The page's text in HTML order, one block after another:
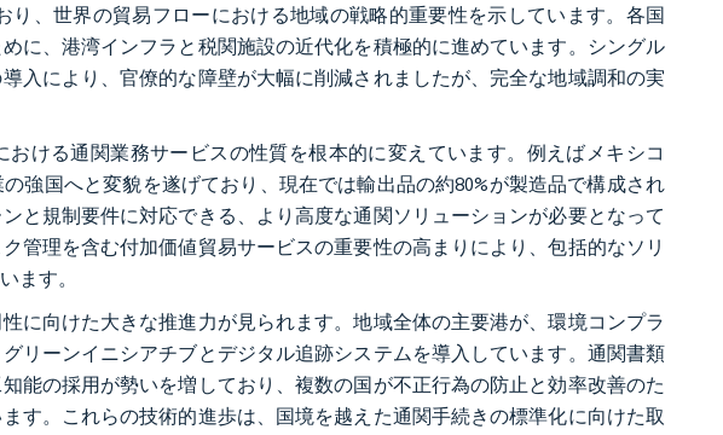
り、世界の貿易フローにおける地域の戦略的重要性を示しています。各国
に、港湾インフラと税関施設の近代化を積極的に進めています。シングル
入により、官僚的な障壁が大幅に削減されましたが、完全な地域調和の実
ける通関業務サービスの性質を根本的に変えています。例えばメキシコ
強国へと変貌を遂げており、現在では輸出品の約80%が製造品で構成され
と規制要件に対応できる、より高度な通関ソリューションが必要となって
管理を含む付加価値貿易サービスの重要性の高まりにより、包括的なソリ
ます。
に向けた大きな推進力が見られます。地域全体の主要港が、環境コンプラ
リーンイニシアチブとデジタル追跡システムを導入しています。通関書類
能の採用が勢いを増しており、複数の国が不正行為の防止と効率改善のた
す。これらの技術的進歩は、国境を越えた通関手続きの標準化に向けた取